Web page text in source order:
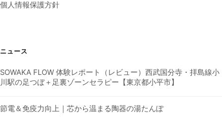
個人情報保護方針
ニュース
SOWAKA FLOW 体験レポート（レビュー）西武国分寺・拝島線小
川駅の足つぼ＋足裏ゾーンセラピー【東京都小平市】
節電＆免疫力向上｜芯から温まる陶器の湯たんぽ